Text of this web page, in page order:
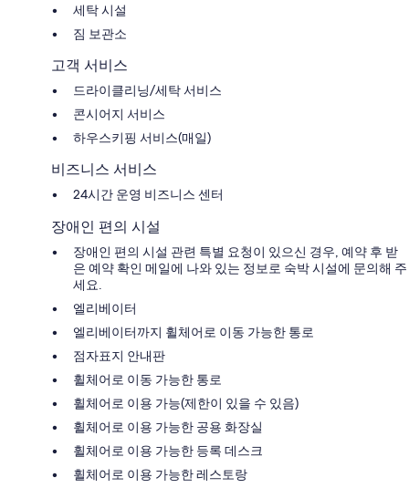
세탁 시설
짐 보관소
고객 서비스
드라이클리닝/세탁 서비스
콘시어지 서비스
하우스키핑 서비스(매일)
비즈니스 서비스
24시간 운영 비즈니스 센터
장애인 편의 시설
장애인 편의 시설 관련 특별 요청이 있으신 경우, 예약 후 받
은 예약 확인 메일에 나와 있는 정보로 숙박 시설에 문의해 주
세요.
엘리베이터
엘리베이터까지 휠체어로 이동 가능한 통로
점자표지 안내판
휠체어로 이동 가능한 통로
휠체어로 이용 가능(제한이 있을 수 있음)
휠체어로 이용 가능한 공용 화장실
휠체어로 이용 가능한 등록 데스크
휠체어로 이용 가능한 레스토랑